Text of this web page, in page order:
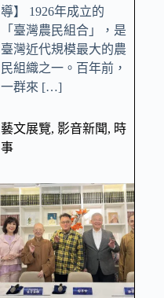
導】 1926年成立的
「臺灣農民組合」，是
臺灣近代規模最大的農
民組織之一。百年前，
一群來 […]
藝文展覽, 影音新聞, 時
事